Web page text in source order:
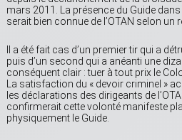
mars 2011. La présence du Guide
serait bien connue de l’OTAN selon un
Il a été fait cas d’un premier tir qui a
puis d’un second qui a anéanti une
conséquent clair : tuer à tout prix le
La satisfaction du « devoir criminel »
les déclarations des dirigeants de
confirmerait cette volonté manifeste
physiquement le Guide.